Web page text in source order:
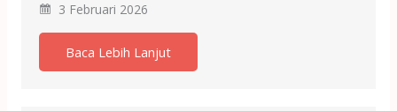
3 Februari 2026
Baca Lebih Lanjut